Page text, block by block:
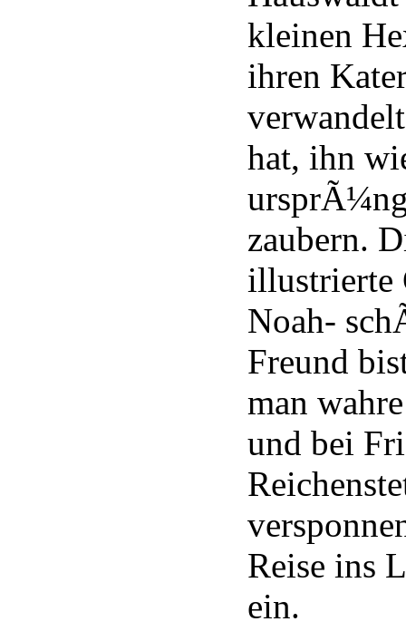
kleinen
ihren
hat, ihn
zaubern.
illustrierte
Noah-
Freund
man
und bei
Reise ins
ein.